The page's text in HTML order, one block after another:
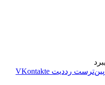
‫پین‌ترست ‫رددیت ‫VKontakte